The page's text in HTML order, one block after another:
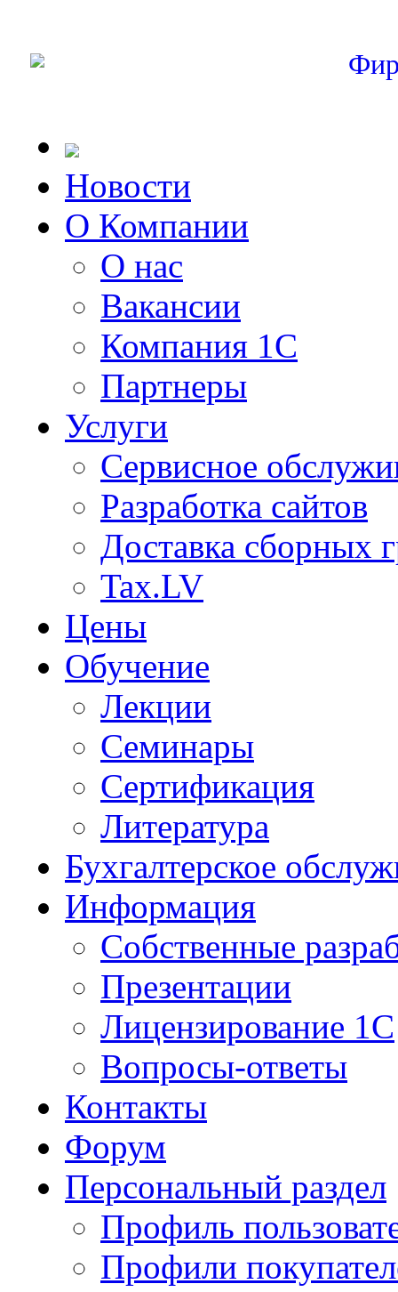
Новости
О Компании
О нас
Вакансии
Компания 1С
Партнеры
Услуги
Сервисное
Разработка сайтов
Доставка сборных
Tax.LV
Цены
Обучение
Лекции
Семинары
Сертификация
Литература
Бухгалтерское
Информация
Собственные
Презентации
Лицензирование 1С
Вопросы-ответы
Контакты
Форум
Персональный раздел
Профиль
Профили